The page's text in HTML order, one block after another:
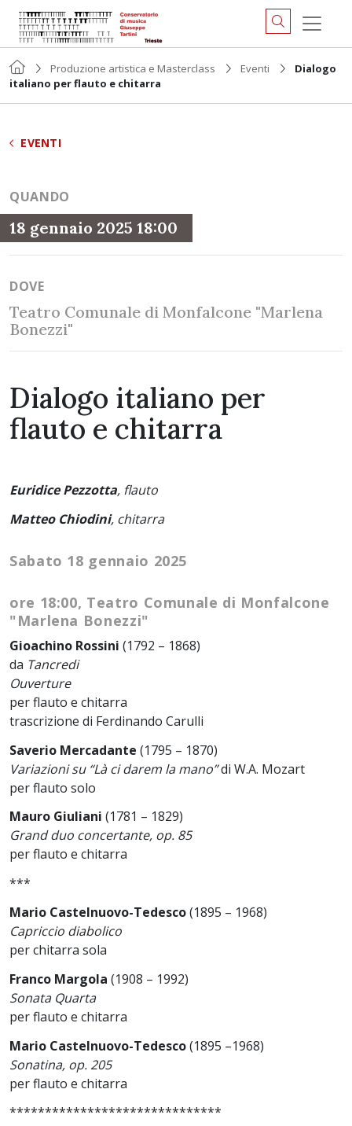
Produzione artistica e Masterclass Eventi
Dialogo
italiano per flauto e chitarra
EVENTI
QUANDO
18 gennaio 2025 18:00
DOVE
Teatro Comunale di Monfalcone "Marlena
Bonezzi"
Dialogo italiano per
flauto e chitarra
Euridice Pezzotta, flauto
Matteo Chiodini, chitarra
Sabato 18 gennaio 2025
ore 18:00, Teatro Comunale di Monfalcone
"Marlena Bonezzi"
Gioachino Rossini (1792 – 1868)
da Tancredi
Ouverture
per flauto e chitarra
trascrizione di Ferdinando Carulli
Saverio Mercadante (1795 – 1870)
Variazioni su “Là ci darem la mano”di W.A. Mozart
per flauto solo
Mauro Giuliani (1781 – 1829)
Grand duo concertante, op. 85
per flauto e chitarra
***
Mario Castelnuovo-Tedesco(1895 – 1968)
Capriccio diabolico
per chitarra sola
Franco Margola (1908 – 1992)
Sonata Quarta
per flauto e chitarra
Mario Castelnuovo-Tedesco(1895 –1968)
Sonatina, op. 205
per flauto e chitarra
******************************